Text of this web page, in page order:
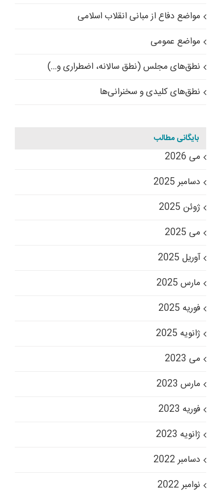
مواضع دفاع از مبانی انقلاب اسلامی
مواضع عمومی
نطق‌های مجلس (نطق سالانه، اضطراری و…)
نطق‌های کلیدی و سخنرانی‌ها
بایگانی مطالب
می 2026
دسامبر 2025
ژوئن 2025
می 2025
آوریل 2025
مارس 2025
فوریه 2025
ژانویه 2025
می 2023
مارس 2023
فوریه 2023
ژانویه 2023
دسامبر 2022
نوامبر 2022